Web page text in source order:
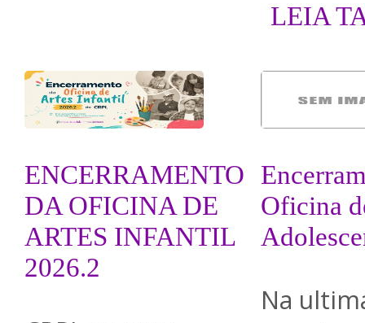
LEIA
ENCERRAMENTO
DA OFICINA DE
ARTES INFANTIL
2026.2
Oficina
Na